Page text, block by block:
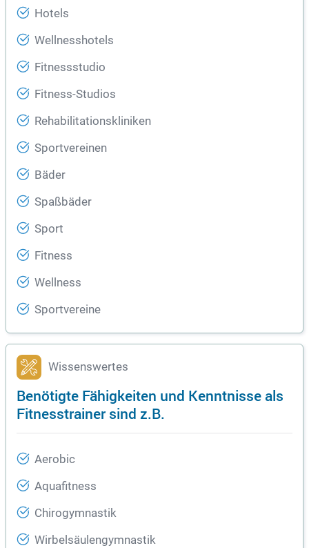
Hotels
Wellnesshotels
Fitnessstudio
Fitness-Studios
Rehabilitationskliniken
Sportvereinen
Bäder
Spaßbäder
Sport
Fitness
Wellness
Sportvereine
Wissenswertes
Benötigte Fähigkeiten und Kenntnisse als
Fitnesstrainer sind z.B.
Aerobic
Aquafitness
Chirogymnastik
Wirbelsäulengymnastik